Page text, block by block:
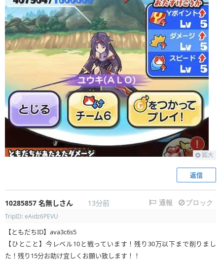
拡大
返信
10285857 名無しさん 13分前 通報 ブロック
TripID: eAidz6PEVU
【ともだちID】ava3c6s5
【ひとこと】今レベル10と戦っています！残り30万以下まで削りまし
た！残り15分お助け宜しくお願い致します！！